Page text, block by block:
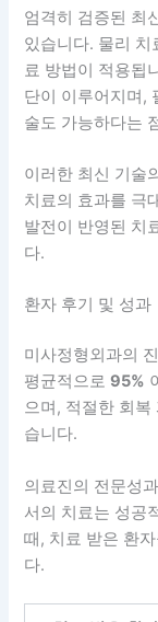
엄격히 검증된 최
있습니다. 물리 치
료 방법이 적용됩
단이 이루어지며,
술도 가능하다는
이러한 최신 기술
치료의 효과를 극
발전이 반영된 치
다.
환자 후기 및 성과
미사정형외과의
평균적으로 95%
으며, 적절한 회복
습니다.
의료진의 전문성
서의 치료는 성공
때, 치료 받은 환
다.